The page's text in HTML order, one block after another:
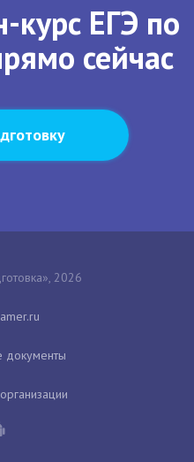
курс ЕГЭ по
сейчас
2026
документы